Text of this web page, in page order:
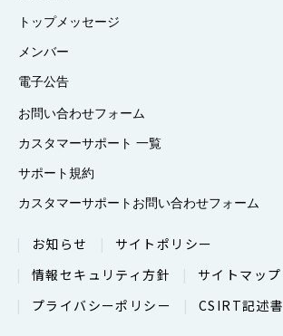
トップメッセージ
メンバー
電子公告
お問い合わせフォーム
カスタマーサポート 一覧
サポート規約
カスタマーサポートお問い合わせフォーム
お知らせ
サイトポリシー
情報セキュリティ方針
サイトマップ
プライバシーポリシー
CSIRT記述書